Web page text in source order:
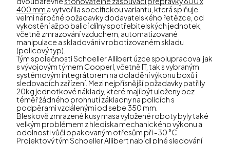
400 mm a vytvořila specifickou variantu, která splňuje
velmi náročné požadavky dodavatelského řetězce, od
vykostění až po balicí dílny spotřebitelských jednotek,
včetně zmrazování vzduchem, automatizované
manipulace a skladování v robotizovaném skladu
(policový typ).
Tým společnosti Schoeller Allibert úzce spolupracoval jak
s vývojovým týmem Cooperl, včetně IT, tak s vybraným
systémovým integrátorem na doladění výkonu boxů i
sledovacích zařízení. Mezi nejpřísnější požadavky patřily
20kg jednotkové náklady, které mají být uloženy bez
téměř žádného prohnutí základny na policích s
podpěrami vzdálenými od sebe 350 mm.
Bleskově zmrazené kusy masa vyložené roboty byly také
velkým problémem z hlediska mechanického výkonu a
odolnosti vůči opakovaným otřesům při -30 °C.
Projektový tým Schoeller Allibert nabídl plné sledování